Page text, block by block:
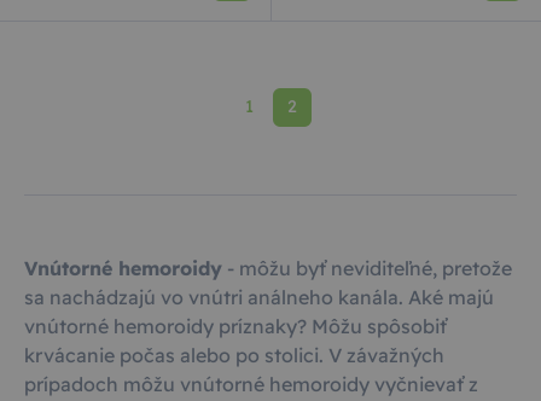
1 2
Vnútorné hemoroidy - môžu byť neviditeľné, pretože
sa nachádzajú vo vnútri análneho kanála. Aké majú
vnútorné hemoroidy príznaky? Môžu spôsobiť
krvácanie počas alebo po stolici. V závažných
prípadoch môžu vnútorné hemoroidy vyčnievať z